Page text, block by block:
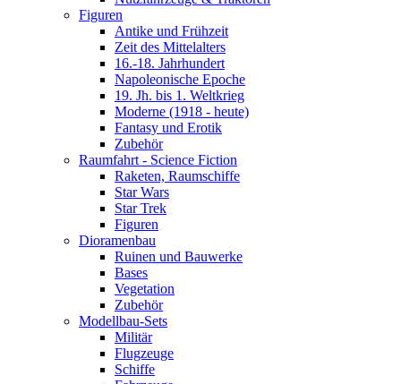
Figuren
Antike und Frühzeit
Zeit des Mittelalters
16.-18. Jahrhundert
Napoleonische Epoche
19. Jh. bis 1. Weltkrieg
Moderne (1918 - heute)
Fantasy und Erotik
Zubehör
Raumfahrt - Science Fiction
Raketen, Raumschiffe
Star Wars
Star Trek
Figuren
Dioramenbau
Ruinen und Bauwerke
Bases
Vegetation
Zubehör
Modellbau-Sets
Militär
Flugzeuge
Schiffe